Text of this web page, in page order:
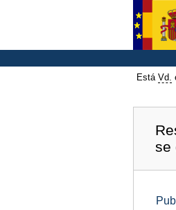
Está Vd.
se